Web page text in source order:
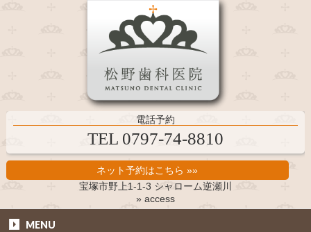
電話予約
TEL 0797-74-8810
ネット予約はこちら »»
宝塚市野上1-1-3 シャローム逆瀬川
» access
MENU